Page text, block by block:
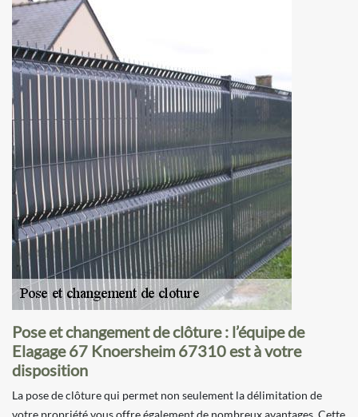
Pose et changement de clôture : l’équipe de
Elagage 67 Knoersheim 67310 est à votre
disposition
La pose de clôture qui permet non seulement la délimitation de
votre propriété vous offre également de nombreux avantages. Cette